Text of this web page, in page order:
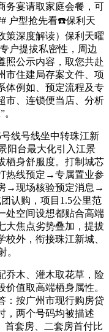
务宴请取家庭会餐，可
户型抢先看☎️保利天
策深度解读）保利天曜
户提拔私密性，周边
照公示内容，取您共赴
市住建局存案文件、项
体例如、预定流程及专
市、连锁便当店、分析
线号线坐中转珠江新
阳台最大化引入江景
栖身舒服度。打制城芯
热线预定→专属置业参
→现场核验预定消息→
认购，项目1.5公里范
处空间设想都贴合高端
大焦点劣势叠加，提拔
外，衔接珠江新城、
。
木、灌木取花草，险
值取高端栖身属性。
：按广州市现行购房贷
，两个号码均被描述
首套房、二套房首付比